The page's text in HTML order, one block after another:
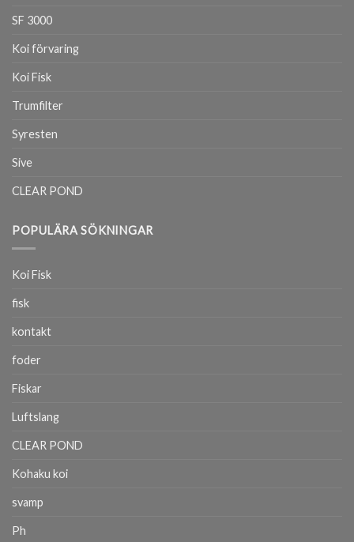
SF 3000
Koi förvaring
Koi Fisk
Trumfilter
Syresten
Sive
CLEAR POND
POPULÄRA SÖKNINGAR
Koi Fisk
fisk
kontakt
foder
Fiskar
Luftslang
CLEAR POND
Kohaku koi
svamp
Ph